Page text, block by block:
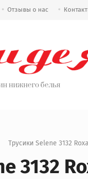
Отзывы о нас
нижнего белья
Трусики Selene 3132
3132